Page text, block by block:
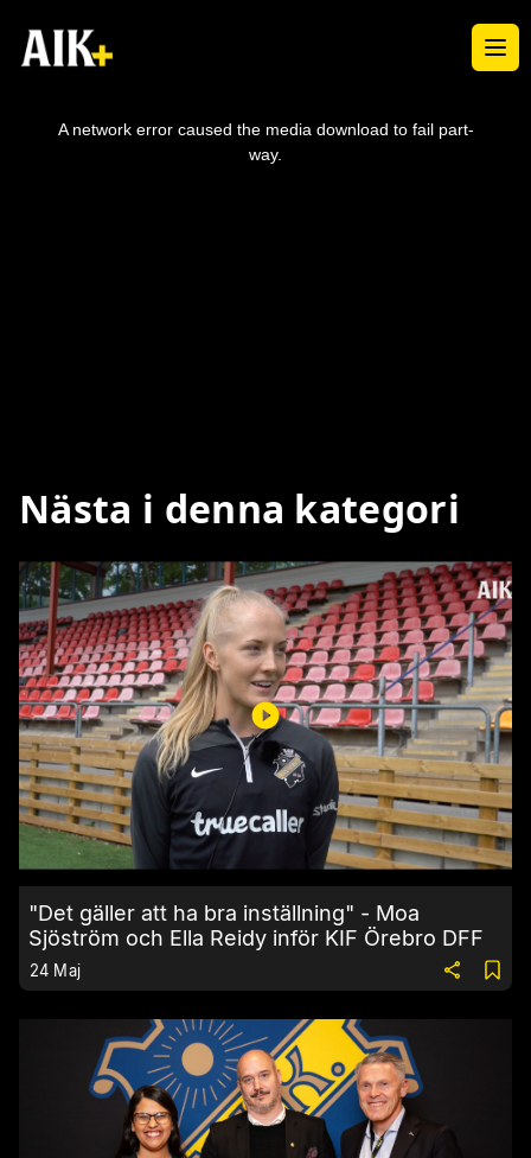
A network error caused the media download to fail part-
way.
Nästa i denna kategori
"Det gäller att ha bra inställning" - Moa
Sjöström och Ella Reidy inför KIF Örebro DFF
24 Maj